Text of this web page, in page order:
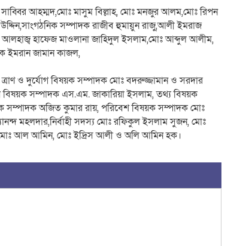
আহম্মদ,মোঃ মাসুম বিল্লাহ, মোঃ মনজুর আলম,মোঃ রিপন
সম্পাদক রাজীব হুমায়ুন রাজু,আলী ইমরাজ
হাফেজ মাওলানা জাহিদুল ইসলাম,মোঃ আব্দুল আলীম,
ইমরান জামান কাজল,
ও দুর্যোগ বিষয়ক সম্পাদক মোঃ বদরুজ্জামান ও সরদার
বিষয়ক সম্পাদক এস.এম. জাকারিয়া ইসলাম, তথ্য বিষয়ক
সম্পাদক অজিত কুমার রায়, পরিবেশ বিষয়ক সম্পাদক মোঃ
মহলদার,নির্বাহী সদস্য মোঃ রফিকুল ইসলাম সুজন, মোঃ
আল আমিন, মোঃ ইদ্রিস আলী ও অলি আমিন হক।